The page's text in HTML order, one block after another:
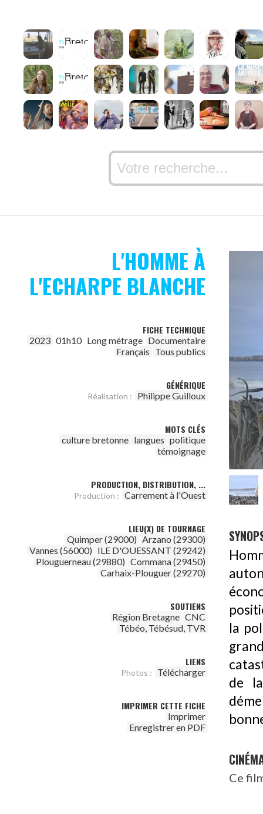
L'HOMME À
L'ECHARPE BLANCHE
FICHE TECHNIQUE
2023 01h10 Long métrage Documentaire
Français Tous publics
GÉNÉRIQUE
Réalisation : Philippe Guilloux
MOTS CLÉS
culture bretonne langues politique
témoignage
PRODUCTION, DISTRIBUTION, ...
Production : Carrement à l'Ouest
LIEU(X) DE TOURNAGE
Quimper (29000) Arzano (29300)
Vannes (56000) ILE D'OUESSANT (29242)
Plouguerneau (29880) Commana (29450)
Carhaix-Plouguer (29270)
SOUTIENS
Région Bretagne CNC
Tébéo, Tébésud, TVR
LIENS
Photos : Télécharger
IMPRIMER CETTE FICHE
Imprimer
Enregistrer en PDF
la
de
Ce